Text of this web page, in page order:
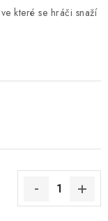
které se hráči snaží